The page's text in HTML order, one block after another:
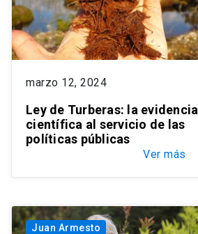
marzo 12, 2024
Ley de Turberas: la evidencia
científica al servicio de las
políticas públicas
Ver más
Juan Armesto